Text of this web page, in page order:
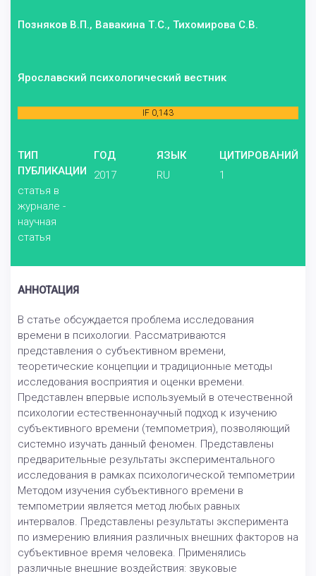
Позняков В.П., Вавакина Т.С., Тихомирова С.В.
Ярославский психологический вестник
IF 0,143
ТИП
ПУБЛИКАЦИИ
статья в
журнале -
научная
статья
ГОД
2017
ЯЗЫК
RU
ЦИТИРОВАНИЙ
1
АННОТАЦИЯ
В статье обсуждается проблема исследования
времени в психологии. Рассматриваются
представления о субъективном времени,
теоретические концепции и традиционные методы
исследования восприятия и оценки времени.
Представлен впервые используемый в отечественной
психологии естественнонаучный подход к изучению
субъективного времени (темпометрия), позволяющий
системно изучать данный феномен. Представлены
предварительные результаты экспериментального
исследования в рамках психологической темпометрии
Методом изучения субъективного времени в
темпометрии является метод любых равных
интервалов. Представлены результаты эксперимента
по измерению влияния различных внешних факторов на
субъективное время человека. Применялись
различные внешние воздействия: звуковые